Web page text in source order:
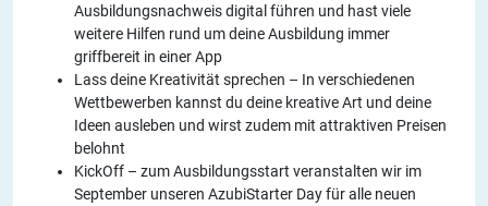
Ausbildungsnachweis digital führen und hast viele
weitere Hilfen rund um deine Ausbildung immer
griffbereit in einer App
Lass deine Kreativität sprechen – In verschiedenen
Wettbewerben kannst du deine kreative Art und deine
Ideen ausleben und wirst zudem mit attraktiven Preisen
belohnt
KickOff – zum Ausbildungsstart veranstalten wir im
September unseren AzubiStarter Day für alle neuen